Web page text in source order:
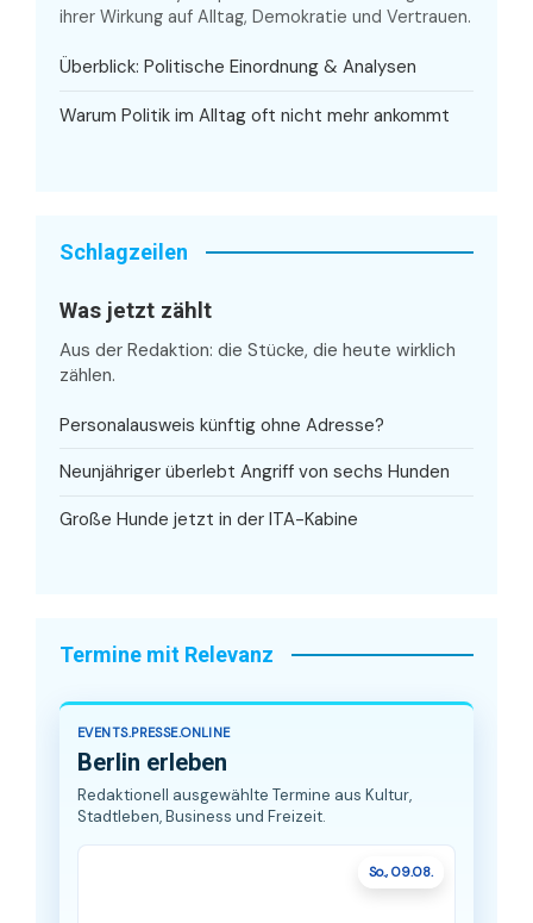
ihrer Wirkung auf Alltag, Demokratie und Vertrauen.
Überblick: Politische Einordnung & Analysen
Warum Politik im Alltag oft nicht mehr ankommt
Schlagzeilen
Was jetzt zählt
Aus der Redaktion: die Stücke, die heute wirklich
zählen.
Personalausweis künftig ohne Adresse?
Neunjähriger überlebt Angriff von sechs Hunden
Große Hunde jetzt in der ITA-Kabine
Termine mit Relevanz
EVENTS.PRESSE.ONLINE
Berlin erleben
Redaktionell ausgewählte Termine aus Kultur,
Stadtleben, Business und Freizeit.
So., 09.08.